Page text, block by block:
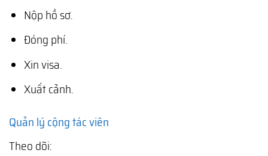
Nộp hồ sơ.
Đóng phí.
Xin visa.
Xuất cảnh.
Quản lý cộng tác viên
Theo dõi: